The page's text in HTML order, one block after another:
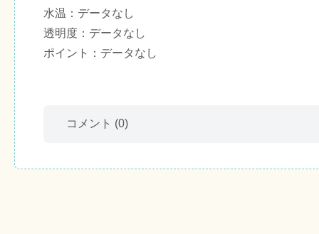
水温：データなし
透明度：データなし
ポイント：データなし
コメント (0)